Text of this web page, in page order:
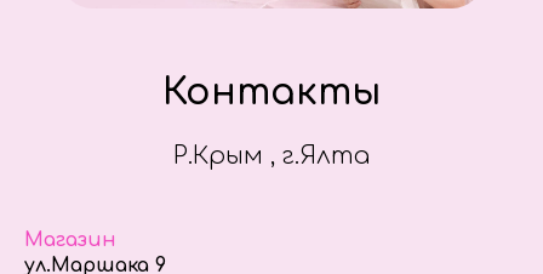
Контакты
Р.Крым , г.Ялта
Магазин
ул.Маршака 9